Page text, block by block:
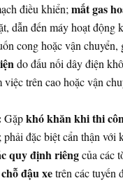
điều khiển;mất gas
dẫn đến máy hoạt động
cong hoặc vận chuyển,
do đấu nối dây điện
trên cao hoặc vận
Gặpkhó khăn khi thi
đặc biệt cẩn thận với
quy định riêngcủa các
đậu xetrên các tuyến